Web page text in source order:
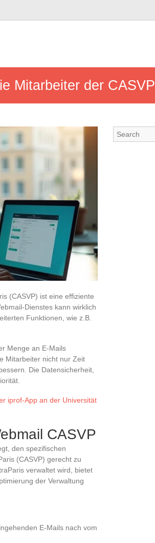
Mitarbeiter der CASVP
(CASVP) ist eine effiziente
Dienstes kann wirklich
Funktionen, wie z.B.
Menge an E-Mails
Mitarbeiter nicht nur Zeit
Die Datensicherheit,
iprof-App an der Universität
CASVP
den spezifischen
(CASVP) gerecht zu
verwaltet wird, bietet
der Verwaltung
E-Mails nach vom